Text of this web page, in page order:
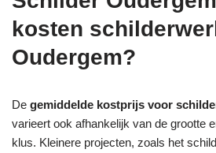
kosten
Oudergem?
De gemiddelde kostprijs voor
varieert ook afhankelijk van de grootte
klus. Kleinere projecten, zoals het